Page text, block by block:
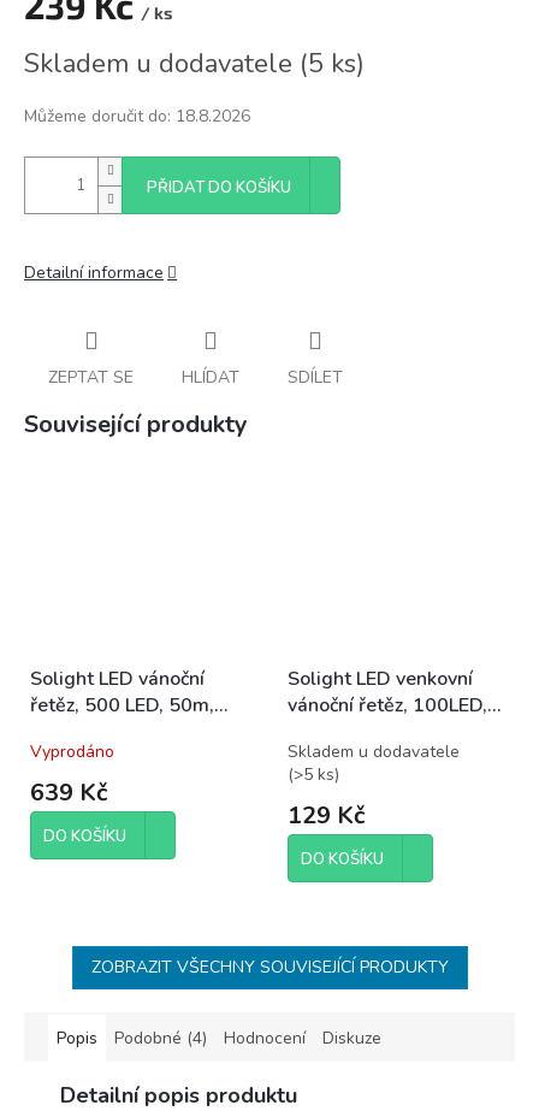
/ ks
cena:
Skladem u dodavatele (5 ks)
Můžeme doručit do: 18.8.2026
PŘIDAT DO KOŠÍKU
Detailní informace
ZEPTAT SE HLÍDAT SDÍLET
Související produkty
Solight LED vánoční
řetěz, 500 LED, 50m,
bílá
Vyprodáno
639 Kč
DO KOŠÍKU
Solight LED venkovní
vánoční řetěz, 100LED,
funkcí, IP44. 3x AA,
studená bílá
Skladem u dodavatele
(>5 ks)
129 Kč
DO KOŠÍKU
ZOBRAZIT VŠECHNY SOUVISEJÍCÍ PRODUKTY
Popis Podobné (4) Hodnocení Diskuze
Detailní popis produktu